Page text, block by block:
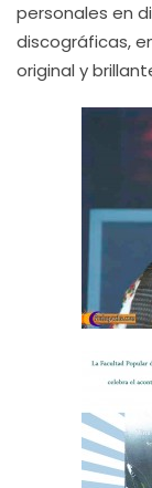
personales en
discográficas,
original y